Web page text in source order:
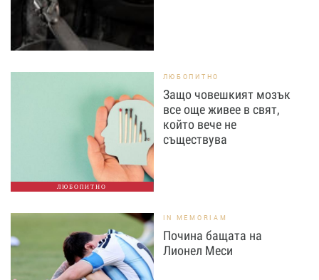
ЛЮБОПИТНО
ЛЮБОПИТНО
Защо човешкият мозък
все още живее в свят,
който вече не
съществува
IN MEMORIAM
Почина бащата на
Лионел Меси